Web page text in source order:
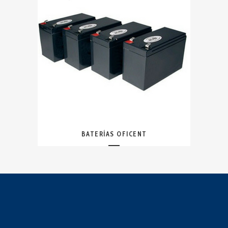
BATERÍAS OFICENT